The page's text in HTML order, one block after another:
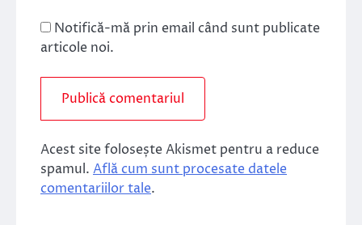
Notifică-mă prin email când sunt publicate
articole noi.
Acest site folosește Akismet pentru a reduce
spamul. Află cum sunt procesate datele
comentariilor tale.